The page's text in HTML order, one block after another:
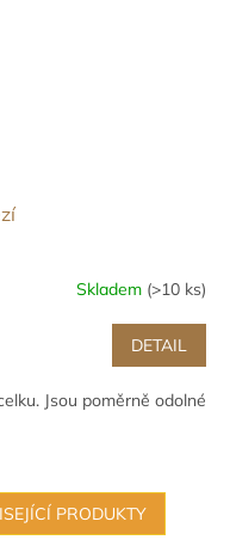
Skladem (>10 ks)
DETAIL
Jsou poměrně odolné
PRODUKTY